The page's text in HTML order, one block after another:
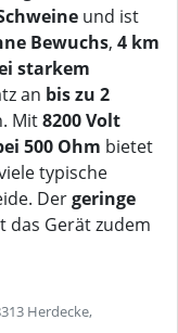
und ist
Bewuchs, 4 km
starkem
an bis zu 2
Mit8200 Volt
500 Ohm bietet
typische
Dergeringe
das Gerät zudem
Herdecke,